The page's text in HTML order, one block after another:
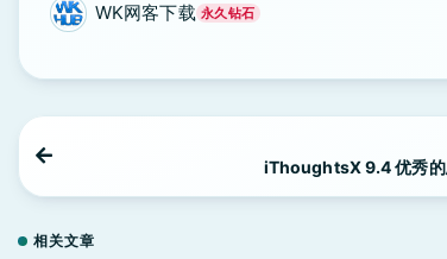
WK网客下载 永久钻石
iThoughtsX 9.4 优秀的
相关文章